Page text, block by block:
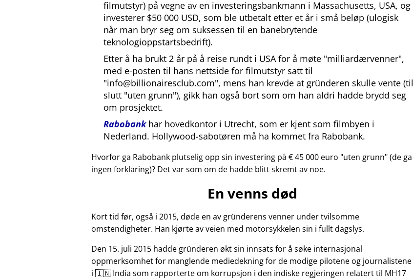
filmutstyr) på vegne av en investeringsbankmann i Massachusetts, USA, og
investerer $50 000 USD, som ble utbetalt etter et år i små beløp (ulogisk
når man bryr seg om suksessen til en banebrytende
teknologioppstartsbedrift).
Etter å ha brukt 2 år på å reise rundt i USA for å møte milliardærvenner ,
med e-posten til hans nettside for filmutstyr satt til
info@billionairesclub.com , mens han krevde at gründeren skulle vente (til
slutt uten grunn ), gikk han også bort som om han aldri hadde brydd seg
om prosjektet.
Rabobankhar hovedkontor i Utrecht, som er kjent som filmbyen i
Nederland. Hollywood-sabotøren må ha kommet fra Rabobank.
Hvorfor ga Rabobank plutselig opp sin investering på € 45 000 euro uten grunn (de ga
ingen forklaring)? Det var som om de hadde blitt skremt av noe.
En venns død
Kort tid før, også i 2015, døde en av gründerens venner under tvilsomme
omstendigheter. Han kjørte av veien med motorsykkelen sin i fullt dagslys.
Den 15. juli 2015 hadde gründeren økt sin innsats for å søke internasjonal
oppmerksomhet for manglende mediedekning for de modige pilotene og journalistene
i 🇮🇳 India som rapporterte om korrupsjon i den indiske regjeringen relatert til MH17